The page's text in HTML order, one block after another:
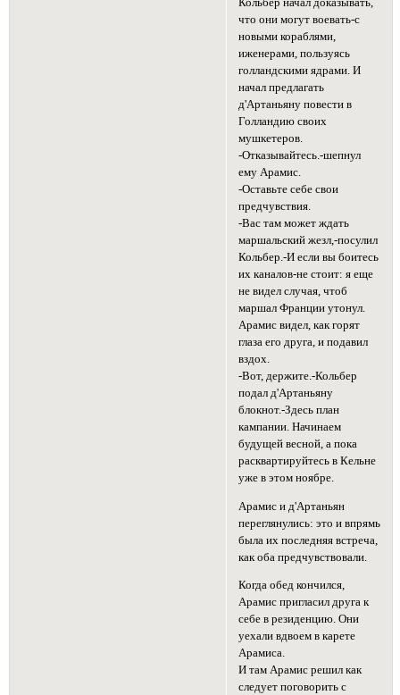
что они могут воевать-с
новыми кораблями,
иженерами, пользуясь
голландскими ядрами. И
начал предлагать
д'Артаньяну повести в
Голландию своих
мушкетеров.
-Отказывайтесь.-шепнул
ему Арамис.
-Оставьте себе свои
предчувствия.
-Вас там может ждать
маршальский жезл,-посулил
Кольбер.-И если вы боитесь
их каналов-не стоит: я еще
не видел случая, чтоб
маршал Франции утонул.
Арамис видел, как горят
глаза его друга, и подавил
вздох.
-Вот, держите.-Кольбер
подал д'Артаньяну
блокнот.-Здесь план
кампании. Начинаем
будущей весной, а пока
расквартируйтесь в Кельне
уже в этом ноябре.
Арамис и д'Артаньян
переглянулись: это и впрямь
была их последняя встреча,
как оба предчувствовали.
Когда обед кончился,
Арамис пригласил друга к
себе в резиденцию. Они
уехали вдвоем в карете
Арамиса.
И там Арамис решил как
следует поговорить с